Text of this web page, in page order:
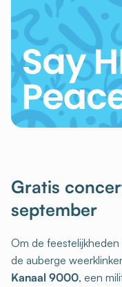
Gratis
september
Om de
de auberge
Kanaal 9000, een